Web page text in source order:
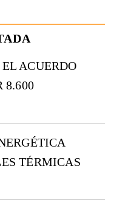
ACUERDO
8.600
TÉRMICAS